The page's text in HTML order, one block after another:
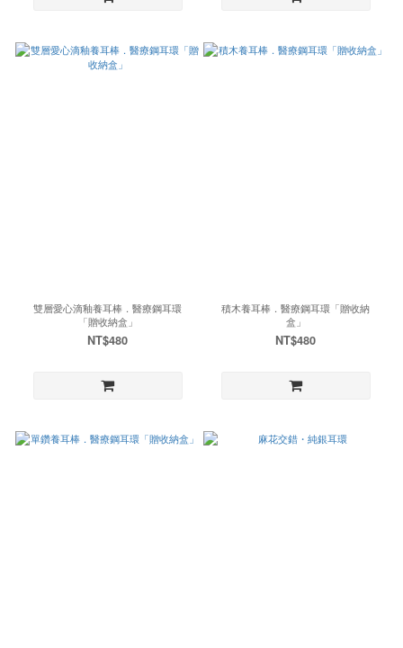
雙層愛心滴釉養耳棒．醫療鋼耳環
「贈收納盒」
NT$480
積木養耳棒．醫療鋼耳環「贈收納
盒」
NT$480